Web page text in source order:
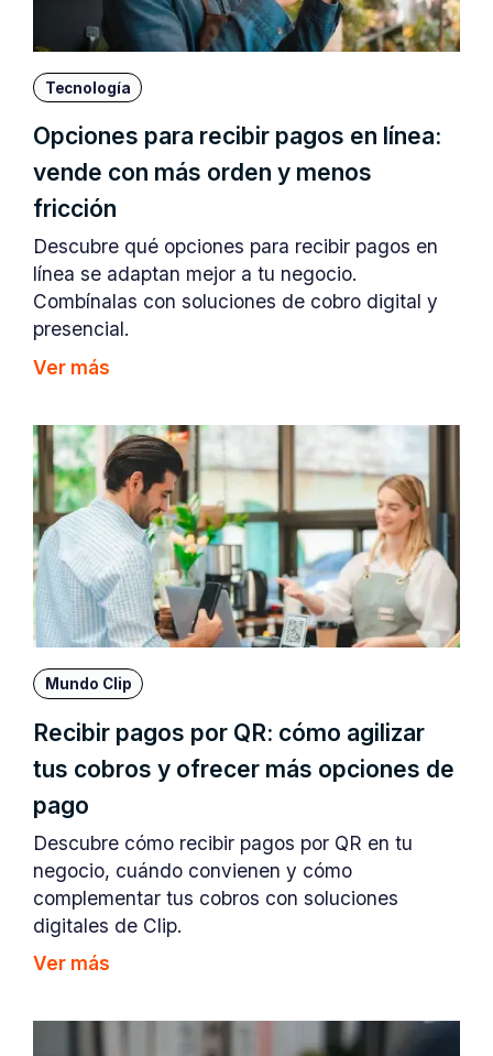
Tecnología
Opciones para recibir pagos en línea:
vende con más orden y menos
fricción
Descubre qué opciones para recibir pagos en
línea se adaptan mejor a tu negocio.
Combínalas con soluciones de cobro digital y
presencial.
Ver más
Mundo Clip
Recibir pagos por QR: cómo agilizar
tus cobros y ofrecer más opciones de
pago
Descubre cómo recibir pagos por QR en tu
negocio, cuándo convienen y cómo
complementar tus cobros con soluciones
digitales de Clip.
Ver más